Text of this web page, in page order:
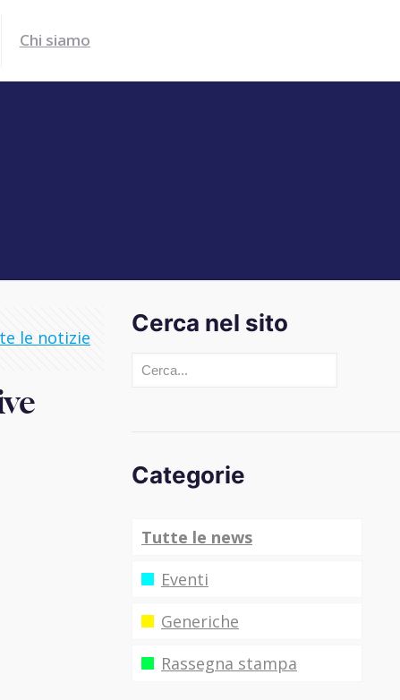
Chi siamo
le notizie
Cerca nel sito
Cerca
Categorie
Tutte le news
Eventi
Generiche
Rassegna stampa